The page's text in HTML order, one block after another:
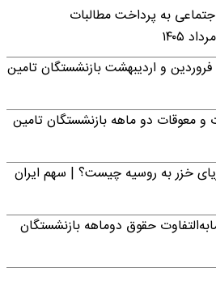
به پرداخت مطالبات
و اردیبهشت بازنشستگان تامین
و معوقات دو ماهه بازنشستگان تامین
خزر به روسیه چیست؟ | سهم ایران
حقوق دوماهه بازنشستگان